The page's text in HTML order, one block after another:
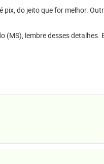
pix, do jeito que for melhor.
lembre desses